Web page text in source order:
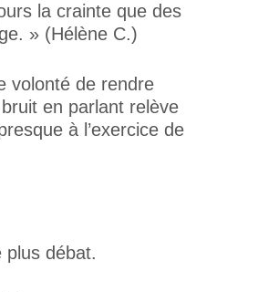
la crainte que des
» (Hélène C.)
volonté de rendre
en parlant relève
à l’exercice de
plus débat.